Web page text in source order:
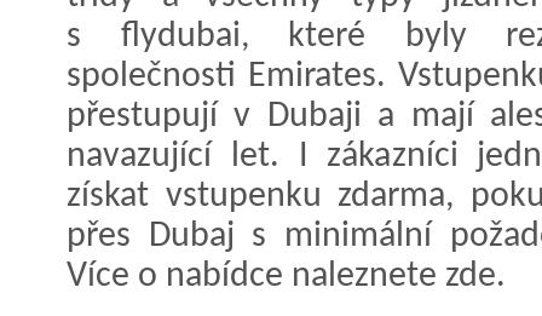
s flydubai, které byly
společnosti Emirates.
přestupují v Dubaji a mají
navazující let. I zákazníci
získat vstupenku zdarma,
přes Dubaj s minimální
Více o nabídce naleznete zde.